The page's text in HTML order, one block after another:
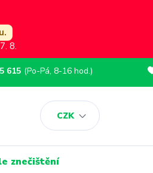
8.
CZK
615 (Po-Pá, 8-16 hod.)
znečištění